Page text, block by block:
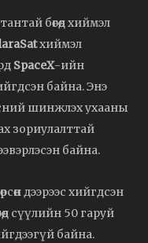
бөгөөд хиймэл
хиймэл
SpaceX-ийн
байна. Энэ
шинжлэх ухааны
зориулалттай
байна.
дээрээс хийгдсэн
сүүлийн 50 гаруй
байна.